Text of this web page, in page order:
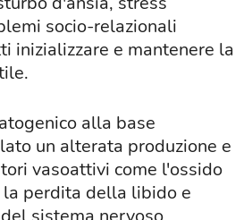
socio-relazionali
inizializzare e mantenere la
alla base
un alterata produzione e
vasoattivi come l'ossido
perdita della libido e